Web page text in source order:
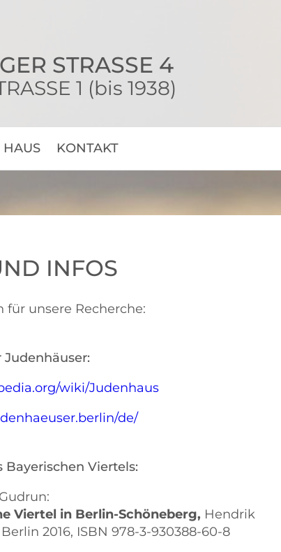
STRASSE 4
1 (bis 1938)
HAUS KONTAKT
INFOS
unsere Recherche:
Judenhäuser:
wiki/Judenhaus
de/
Bayerischen Viertels:
Viertel in Berlin-Schöneberg, Hendrik
2016, ISBN 978-3-930388-60-8